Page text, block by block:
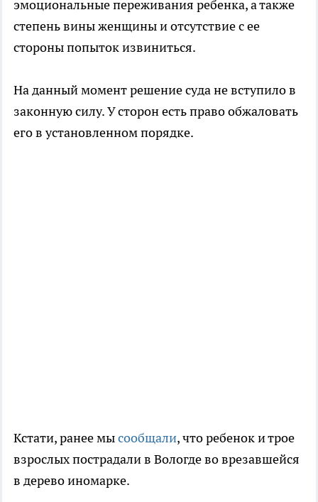
эмоциональные переживания ребенка, а также
степень вины женщины и отсутствие с ее
стороны попыток извиниться.
На данный момент решение суда не вступило в
законную силу. У сторон есть право обжаловать
его в установленном порядке.
Кстати, ранее мысообщали, что ребенок и трое
взрослых пострадали в Вологде во врезавшейся
в дерево иномарке.